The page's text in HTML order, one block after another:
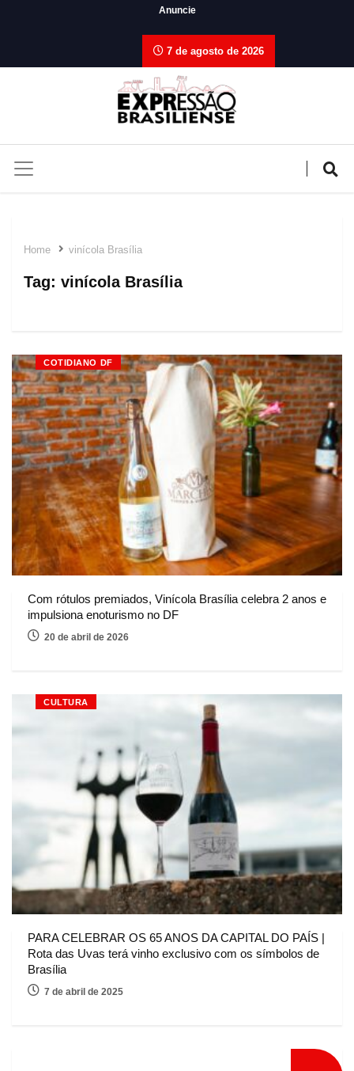
Anuncie
7 de agosto de 2026
Home vinícola Brasília
Tag: vinícola Brasília
COTIDIANO DF
Com rótulos premiados, Vinícola Brasília celebra 2 anos e
impulsiona enoturismo no DF
20 de abril de 2026
CULTURA
PARA CELEBRAR OS 65 ANOS DA CAPITAL DO PAÍS |
Rota das Uvas terá vinho exclusivo com os símbolos de
Brasília
7 de abril de 2025